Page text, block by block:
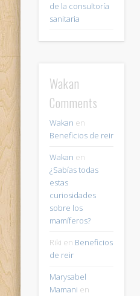
de la consultoría
sanitaria
Wakan
Comments
Wakan en
Beneficios de reir
Wakan en
¿Sabías todas
estas
curiosidades
sobre los
mamíferos?
Riki en Beneficios
de reir
Marysabel
Mamani en